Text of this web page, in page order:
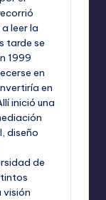
leer la
tarde se
1999
en
en
inició una
diseño
de
visión